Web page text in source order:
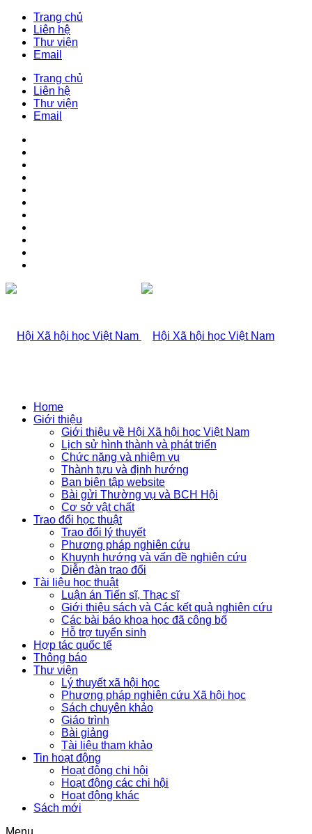
Trang chủ
Liên hệ
Thư viện
Email
Trang chủ
Liên hệ
Thư viện
Email
Home
Giới thiệu
Giới thiệu về Hội Xã hội học Việt Nam
Lịch sử hình thành và phát triển
Chức năng và nhiệm vụ
Thành tựu và định hướng
Ban biên tập website
Bài gửi Thường vụ và BCH Hội
Cơ sở vật chất
Trao đổi học thuật
Trao đổi lý thuyết
Phương pháp nghiên cứu
Khuynh hướng và vấn đề nghiên cứu
Diễn đàn trao đổi
Tài liệu học thuật
Luận án Tiến sĩ, Thạc sĩ
Giới thiệu sách và Các kết quả nghiên cứu
Các bài báo khoa học đã công bố
Hỗ trợ tuyển sinh
Hợp tác quốc tế
Thông báo
Thư viện
Lý thuyết xã hội học
Phương pháp nghiên cứu Xã hội học
Sách chuyên khảo
Giáo trình
Bài giảng
Tài liệu tham khảo
Tin hoạt động
Hoạt động chi hội
Hoạt động các chi hội
Hoạt động khác
Sách mới
Menu